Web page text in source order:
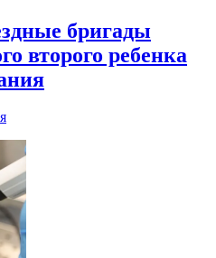
бригады
второго ребенка